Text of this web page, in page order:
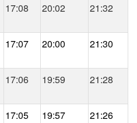
17:08 20:02 21:32
17:07 20:00 21:30
17:06 19:59 21:28
17:05 19:57 21:26